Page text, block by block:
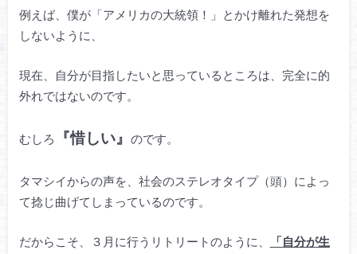
例えば、僕が「アメリカの大統領！」とかけ離れた発想を
しないように、
現在、自分が目指したいと思っているところは、完全に的
外れではないのです。
むしろ 『惜しい』 のです。
タマシイからの声を、社会のステレオタイプ（頭）によっ
て捻じ曲げてしまっているのです。
だからこそ、３月に行うリトリートのように、
「自分が生